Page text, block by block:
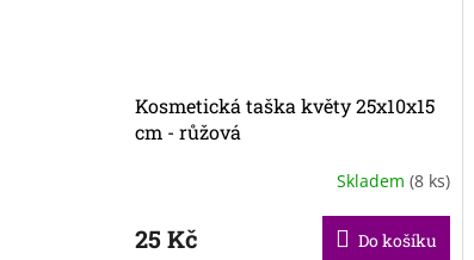
Kosmetická taška květy 25x10x15
cm - růžová
Skladem (8 ks)
25 Kč Do košíku